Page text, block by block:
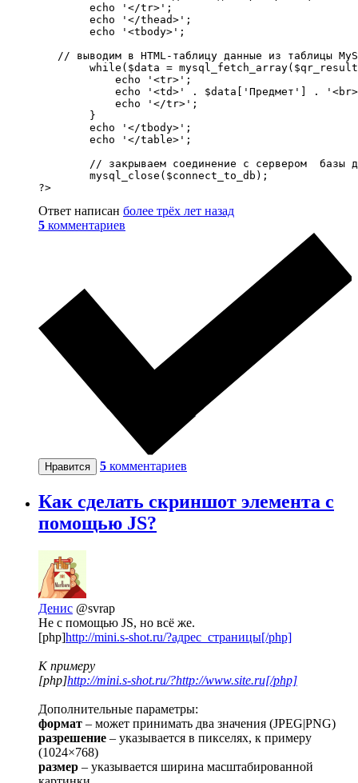
// выводим в HTML-таблицу данные из таблицы
        echo '</tbody>';
        echo '</table>';
// закрываем соединение с сервером  базы
        mysql_close($connect_to_db);
?>
Ответ написан более трёх лет назад
5 комментариев
Нравится 5 комментариев
Как сделать скриншот элемента с
помощью JS?
Денис @svrap
Не с помощью JS, но всё же.
[php]http://mini.s-shot.ru/?адрес_страницы[/php]
К примеру
[php]http://mini.s-shot.ru/?http://www.site.ru[/php]
Дополнительные параметры:
формат – может принимать два значения (JPEG|PNG)
разрешение – указывается в пикселях, к примеру
(1024×768)
размер – указывается ширина масштабированной